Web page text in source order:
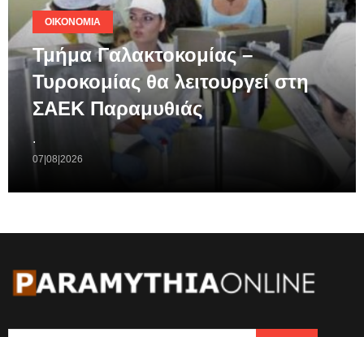
ΟΙΚΟΝΟΜΊΑ
Τμήμα Γαλακτοκομίας –
Τυροκομίας θα λειτουργεί στη
ΣΑΕΚ Παραμυθιάς
.
07|08|2026